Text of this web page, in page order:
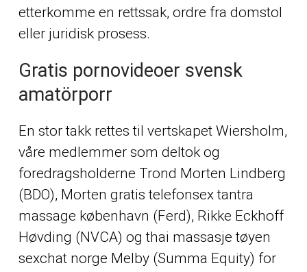
etterkomme en rettssak, ordre fra domstol
eller juridisk prosess.
Gratis pornovideoer svensk
amatörporr
En stor takk rettes til vertskapet Wiersholm,
våre medlemmer som deltok og
foredragsholderne Trond Morten Lindberg
(BDO), Morten gratis telefonsex tantra
massage københavn (Ferd), Rikke Eckhoff
Høvding (NVCA) og thai massasje tøyen
sexchat norge Melby (Summa Equity) for